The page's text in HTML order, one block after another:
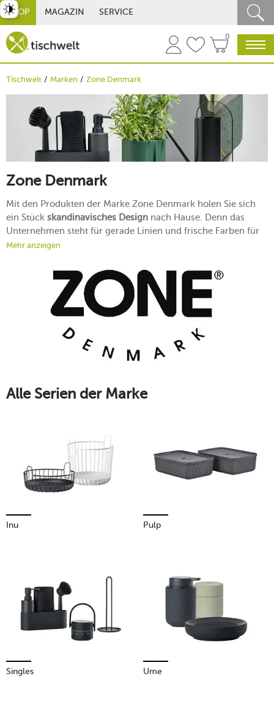
SHOP MAGAZIN SERVICE
0
Tischwelt Marken Zone Denmark
Zone Denmark
Mit den Produkten der Marke Zone Denmark holen Sie sich
ein Stück skandinavisches Design nach Hause. Denn das
Unternehmen steht für gerade Linien und frische Farben für
Ihre vier Wände. Die kleinen Alltagshelfer sind hochwertig
verschiedenen Farben, passen die stylishen Accessoires in
jeden Wohnraum.
Mehr erfahren!
Mehr anzeigen
Alle Serien der Marke
Inu Pulp
Singles Ume
umschalten